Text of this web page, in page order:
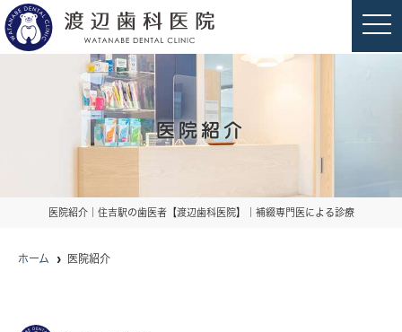
t
o
i
医院紹介
医院紹介｜住吉駅の歯医者【渡辺歯科医院】｜補綴専門医による診療
ホーム 医院紹介